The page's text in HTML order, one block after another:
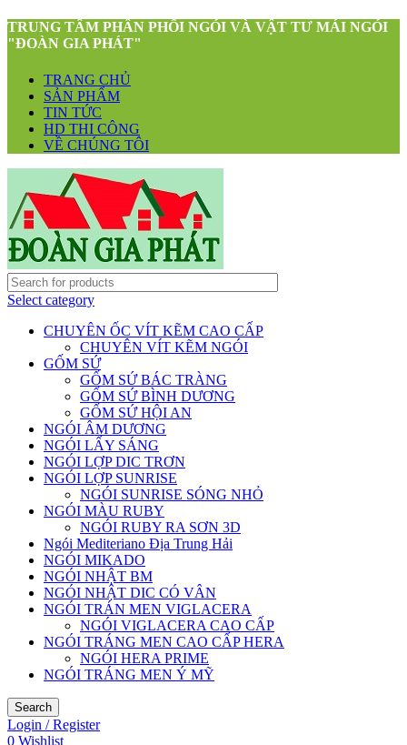
TRUNG TÂM PHÂN PHỐI NGÓI VÀ VẬT TƯ MÁI NGÓI
"ĐOÀN GIA PHÁT"
TRANG CHỦ
SẢN PHẨM
TIN TỨC
HD THI CÔNG
VỀ CHÚNG TÔI
Select category
CHUYÊN ỐC VÍT KẼM CAO CẤP
CHUYÊN VÍT KẼM NGÓI
GỐM SỨ
GỐM SỨ BÁC TRÀNG
GỐM SỨ BÌNH DƯƠNG
GỐM SỨ HỘI AN
NGÓI ÂM DƯƠNG
NGÓI LẤY SÁNG
NGÓI LỢP DIC TRƠN
NGÓI LỢP SUNRISE
NGÓI SUNRISE SÓNG NHỎ
NGÓI MÀU RUBY
NGÓI RUBY RA SƠN 3D
Ngói Mediteriano Địa Trung Hải
NGÓI MIKADO
NGÓI NHẬT BM
NGÓI NHẬT DIC CÓ VÂN
NGÓI TRÁN MEN VIGLACERA
NGÓI VIGLACERA CAO CẤP
NGÓI TRÁNG MEN CAO CẤP HERA
NGÓI HERA PRIME
NGÓI TRÁNG MEN Ý MỸ
Search
Login / Register
0 Wishlist